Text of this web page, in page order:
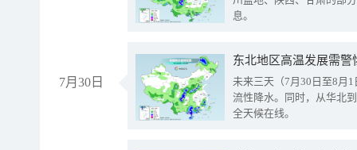
息。
7月30日
东北地区高温发展需
未来三天（7月30日至8月
流性降水。同时，从华北
全天候在线。